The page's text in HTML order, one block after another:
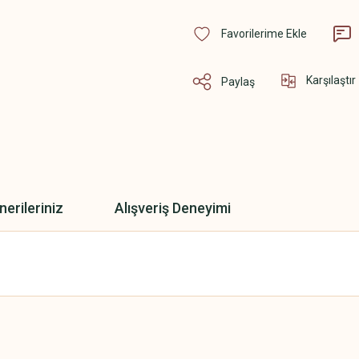
Paylaş Karşılaştır
Alışveriş Deneyimi